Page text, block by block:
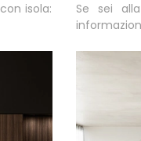
isola:
Se sei